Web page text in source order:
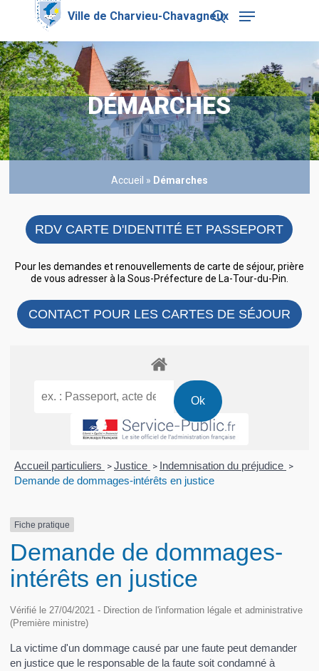
content
search
Menu
DÉMARCHES
Accueil » Démarches
RDV CARTE D'IDENTITÉ ET PASSEPORT
Pour les demandes et renouvellements de carte de séjour, prière
de vous adresser à la Sous-Préfecture de La-Tour-du-Pin.
CONTACT POUR LES CARTES DE SÉJOUR
Accueil particuliers > Justice > Indemnisation du préjudice >
Demande de dommages-intérêts en justice
Fiche pratique
Demande de dommages-
intérêts en justice
Vérifié le 27/04/2021 - Direction de l'information légale et administrative
(Première ministre)
La victime d'un dommage causé par une faute peut demander
en justice que le responsable de la faute soit condamné à
Close